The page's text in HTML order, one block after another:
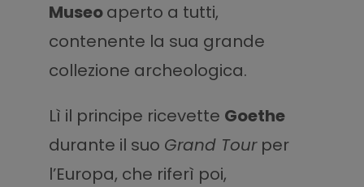
Museoaperto a tutti,
contenente la sua grande
collezione archeologica.
Lì il principe ricevette Goethe
durante il suo Grand Tourper
l’Europa, che riferì poi,